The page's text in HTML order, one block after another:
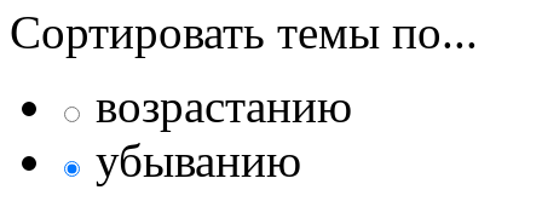
Сортировать темы по...
возрастанию
убыванию